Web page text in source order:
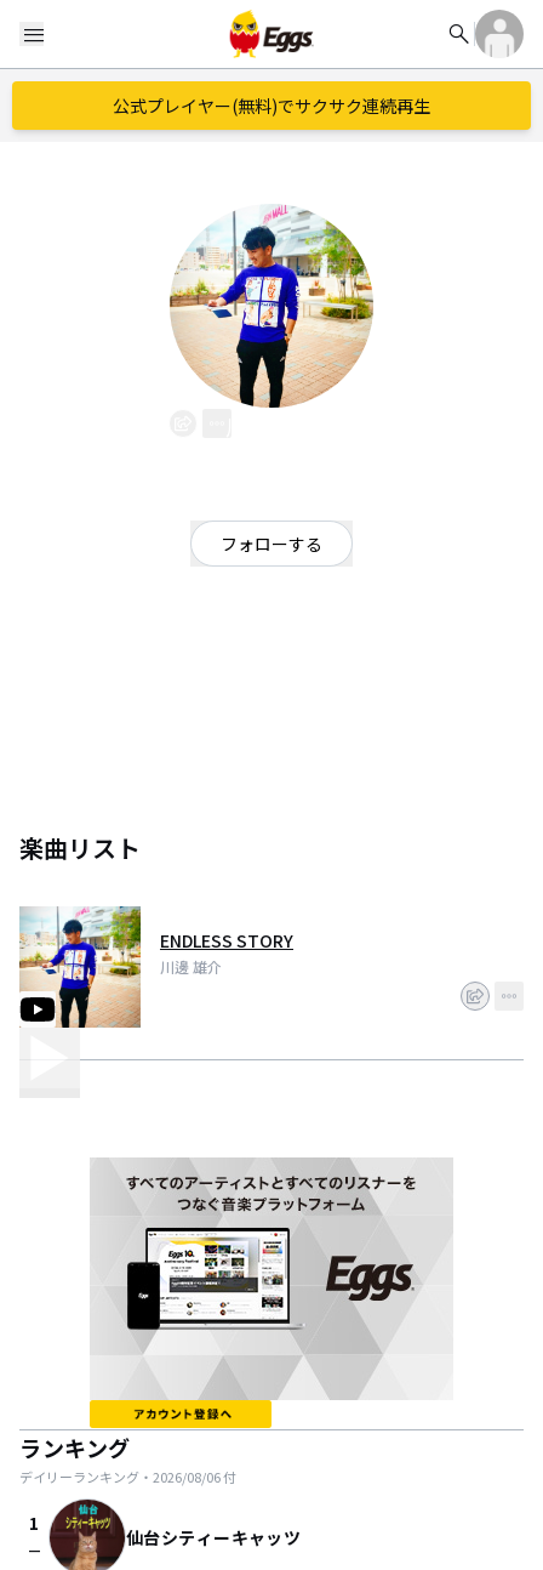
menu search
公式プレイヤー(無料)でサクサク連続再生
フォローする
楽曲リスト
ENDLESS STORY
川邊 雄介
ランキング
デイリーランキング・ 2026/08/06付
1
check_indeterminate_small 仙台シティーキャッツ